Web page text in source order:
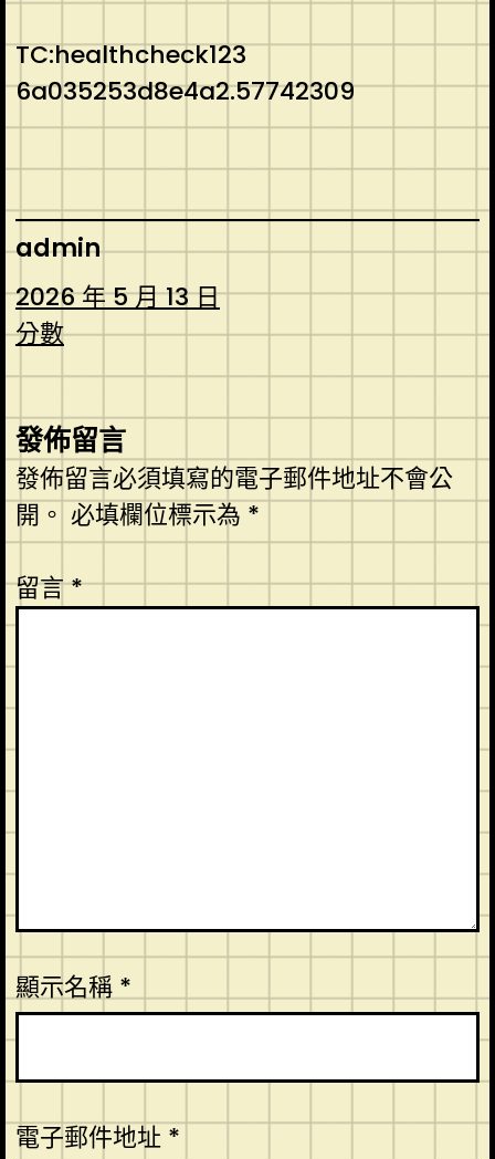
TC:healthcheck123
6a035253d8e4a2.57742309
admin
2026 年 5 月 13 日
分數
發佈留言
發佈留言必須填寫的電子郵件地址不會公
開。 必填欄位標示為 *
留言*
顯示名稱 *
電子郵件地址 *